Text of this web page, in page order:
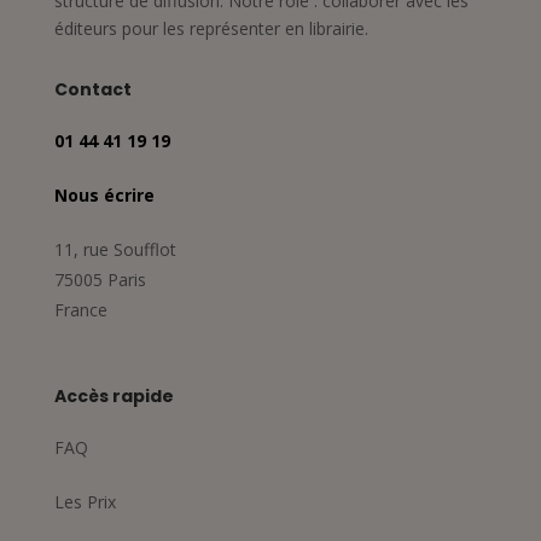
éditeurs pour les représenter en librairie.
Contact
01 44 41 19 19
Nous écrire
11, rue Soufflot
75005 Paris
France
Accès rapide
FAQ
Les Prix